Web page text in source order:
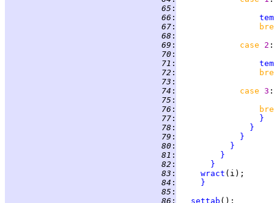
  65
:
  66
:
  67
:
  68
:
  69
: case 2
  70
:
  71
:
  72
:
  73
:
  74
: case 3
  75
:
  76
:
  77
:
}
  78
:
}
  79
:
}
  80
:
}
  81
:
}
  82
:
}
  83
: wract
  84
:
}
  85
:
  86
: settab